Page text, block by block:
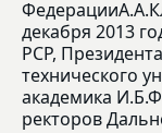
декабря 2013
РСР,
технического
академика
ректоров